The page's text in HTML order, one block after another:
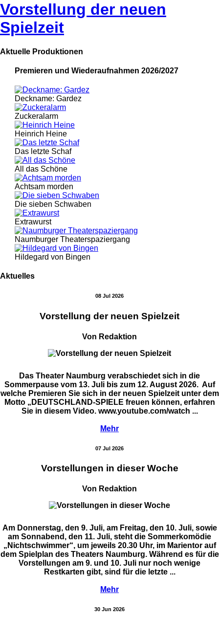
Vorstellung der neuen
Spielzeit
Aktuelle Produktionen
Premieren und Wiederaufnahmen 2026/2027
Deckname: Gardez
Zuckeralarm
Heinrich Heine
Das letzte Schaf
All das Schöne
Achtsam morden
Die sieben Schwaben
Extrawurst
Naumburger Theaterspaziergang
Hildegard von Bingen
Aktuelles
08 Jul 2026
Vorstellung der neuen Spielzeit
Von Redaktion
Das Theater Naumburg verabschiedet sich in die
Sommerpause vom 13. Juli bis zum 12. August 2026. Auf
welche Premieren Sie sich in der neuen Spielzeit unter dem
Motto „DEUTSCHLAND-SPIELE freuen können, erfahren
Sie in diesem Video. www.youtube.com/watch ...
Mehr
07 Jul 2026
Vorstellungen in dieser Woche
Von Redaktion
Am Donnerstag, den 9. Juli, am Freitag, den 10. Juli, sowie
am Sonnabend, den 11. Juli, steht die Sommerkomödie
„Nichtschwimmer“, um jeweils 20.30 Uhr, im Marientor auf
dem Spielplan des Theaters Naumburg. Während es für die
Vorstellungen am 9. und 10. Juli nur noch wenige
Restkarten gibt, sind für die letzte ...
Mehr
30 Jun 2026